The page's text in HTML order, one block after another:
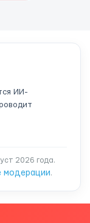
ИИ-
2026 года.
модерации.